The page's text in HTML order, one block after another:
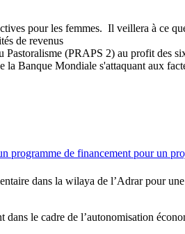
pour les femmes. Il veillera à ce
de revenus.
(PRAPS 2) au profit des
Banque Mondiale s'attaquant aux
programme de financement pour un
dans la wilaya de l’Adrar pour
le cadre de l’autonomisation